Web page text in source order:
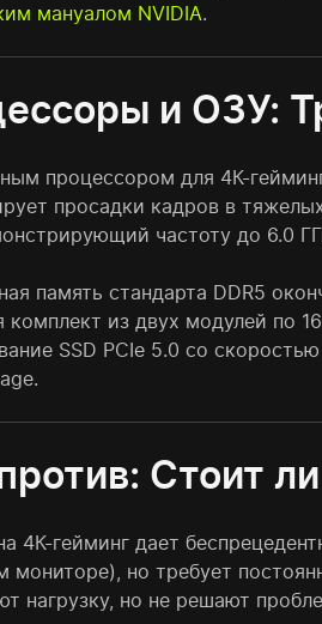
мануалом NVIDIA.
и ОЗУ:
процессором для 4К-
просадки кадров в
частоту до 6.0
память стандарта DDR5
комплект из двух модулей по
SSD PCIe 5.0 со
Стоит
4К-гейминг дает
но требует
нагрузку, но не решают